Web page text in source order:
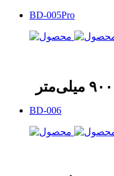
BD-005Pro
BD-006